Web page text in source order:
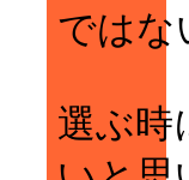
ではな
選ぶ時